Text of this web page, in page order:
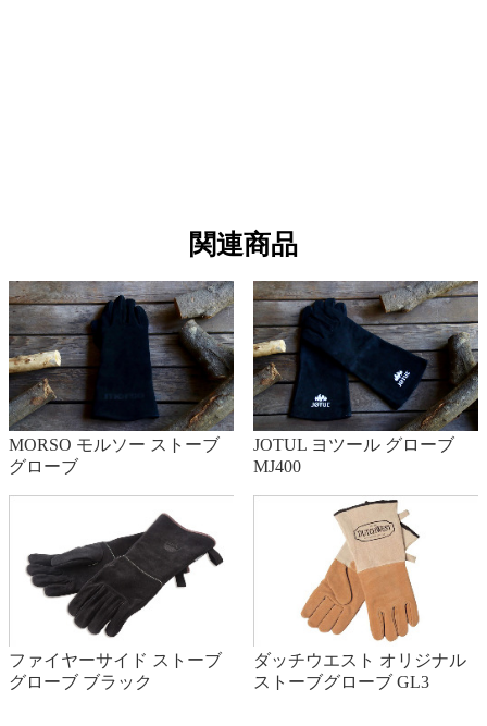
関連商品
MORSO モルソー ストーブ
グローブ
JOTUL ヨツール グローブ
MJ400
ファイヤーサイド ストーブ
グローブ ブラック
ダッチウエスト オリジナル
ストーブグローブ GL3